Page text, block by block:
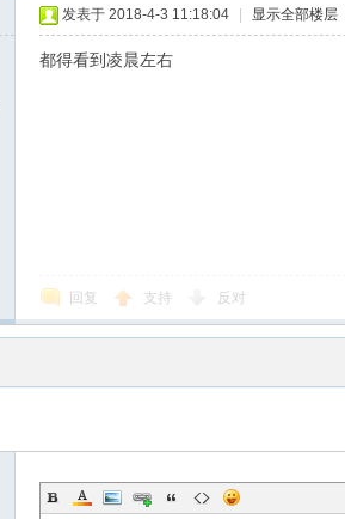
发表于 2018-4-3 11:18:04 显示全部楼层
都得看到凌晨左右
回复 支持 反对